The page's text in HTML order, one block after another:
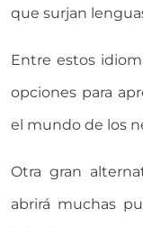
que surjan
Entre estos
opciones para
el mundo de los
Otra gran
abrirá muchas